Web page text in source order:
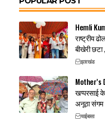
Hemli
राष्ट्रीय
बीखेरी
झारखंड
Mother’s
खप्परसाई
अनूठा संगम
चाईबासा